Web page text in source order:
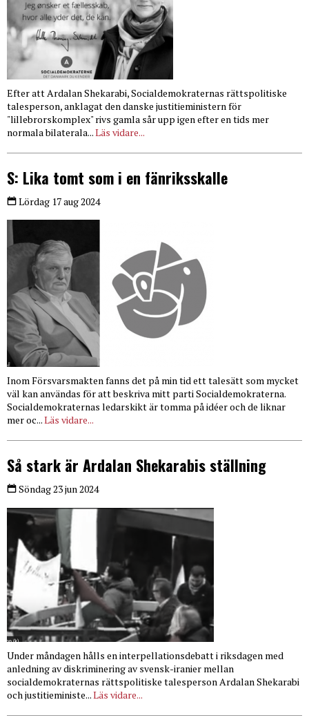
Efter att Ardalan Shekarabi, Socialdemokraternas rättspolitiske
talesperson, anklagat den danske justitieministern för
"lillebrorskomplex" rivs gamla sår upp igen efter en tids mer
normala bilaterala...Läs vidare...
S: Lika tomt som i en fänriksskalle
Lördag 17 aug 2024
Inom Försvarsmakten fanns det på min tid ett talesätt som mycket
väl kan användas för att beskriva mitt parti Socialdemokraterna.
Socialdemokraternas ledarskikt är tomma på idéer och de liknar
mer oc...Läs vidare...
Så stark är Ardalan Shekarabis ställning
Söndag 23 jun 2024
Under måndagen hålls en interpellationsdebatt i riksdagen med
anledning av diskriminering av svensk-iranier mellan
socialdemokraternas rättspolitiske talesperson Ardalan Shekarabi
och justitieministe...Läs vidare...